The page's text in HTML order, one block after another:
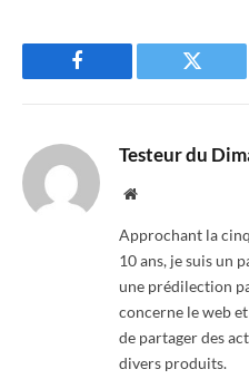
Facebook Twitter
Testeur du
Website
Approchant la
10 ans, je suis un
une prédilection
concerne le web
de partager des
divers produits.